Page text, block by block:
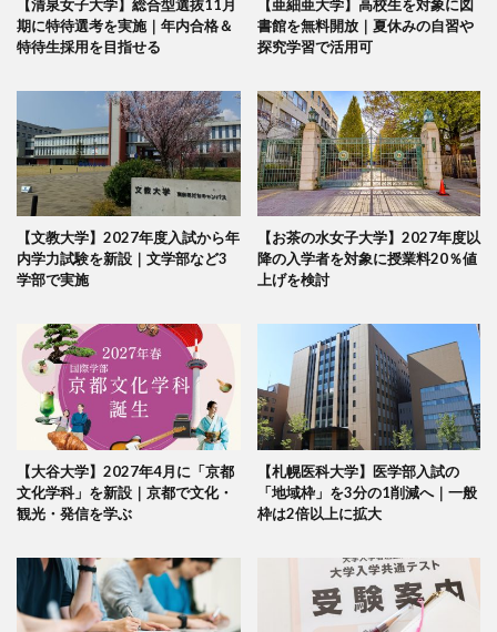
【清泉女子大学】総合型選抜11月
期に特待選考を実施｜年内合格＆
特待生採用を目指せる
【亜細亜大学】高校生を対象に図
書館を無料開放｜夏休みの自習や
探究学習で活用可
【文教大学】2027年度入試から年
内学力試験を新設｜文学部など3
学部で実施
【お茶の水女子大学】2027年度以
降の入学者を対象に授業料20％値
上げを検討
【大谷大学】2027年4月に「京都
文化学科」を新設｜京都で文化・
観光・発信を学ぶ
【札幌医科大学】医学部入試の
「地域枠」を3分の1削減へ｜一般
枠は2倍以上に拡大